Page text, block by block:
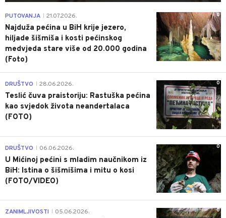
0
PUTOVANJA 21.07.2026.
Najduža pećina u BiH krije jezero,
hiljade šišmiša i kosti pećinskog
medvjeda stare više od 20.000 godina
(Foto)
0
DRUŠTVO 28.06.2026.
Teslić čuva praistoriju: Rastuška pećina
kao svjedok života neandertalaca
(FOTO)
0
DRUŠTVO 06.06.2026.
U Mićinoj pećini s mladim naučnikom iz
BiH: Istina o šišmišima i mitu o kosi
(FOTO/VIDEO)
0
ZANIMLJIVOSTI 05.06.2026.